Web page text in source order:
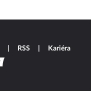
RSS Kariéra